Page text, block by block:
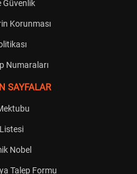
Güvenlik
Korunması
Numaraları
SAYFALAR
Nobel
Talep Formu